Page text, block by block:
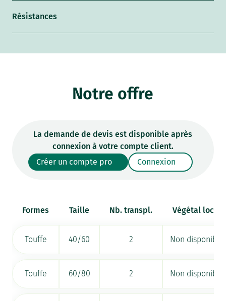
Résistances
Notre offre
La demande de devis est disponible après
connexion à votre compte client.
Créer un compte pro
Connexion
Formes Taille Nb. transpl. Végétal local
Touffe 40/60 2 Non disponible
Touffe 60/80 2 Non disponible